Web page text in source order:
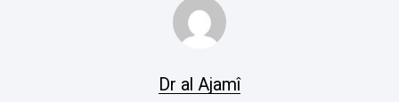
Dr al Ajamî